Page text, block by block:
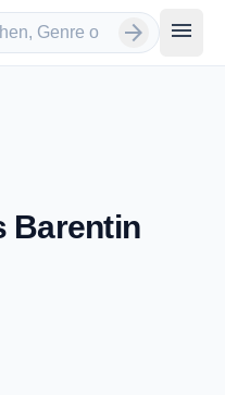
arrow_forward menu
Barentin